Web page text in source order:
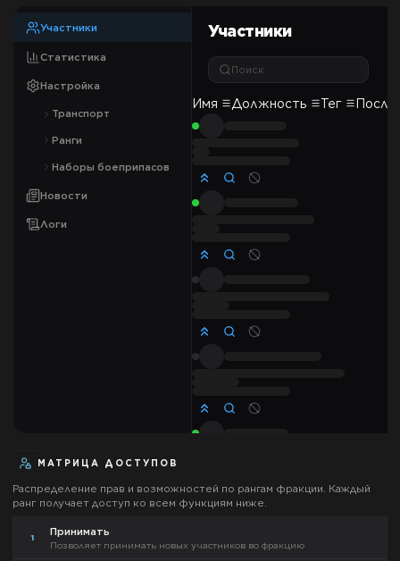
Участники
Статистика
Настройка
Транспорт
Ранги
Наборы боеприпасов
Новости
Логи
Участники
Поиск
Имя Должность Тег
МАТРИЦА ДОСТУПОВ
Распределение прав и возможностей по рангам фракции. Каждый
ранг получает доступ ко всем функциям ниже.
1 Принимать
Позволяет принимать новых участников во фракцию